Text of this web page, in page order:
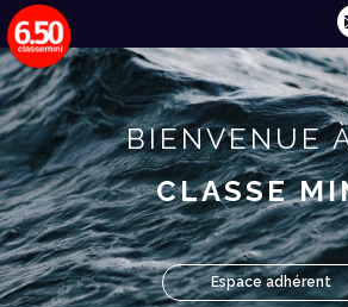
BIENVENUE
CLASSE
Espace adhérent